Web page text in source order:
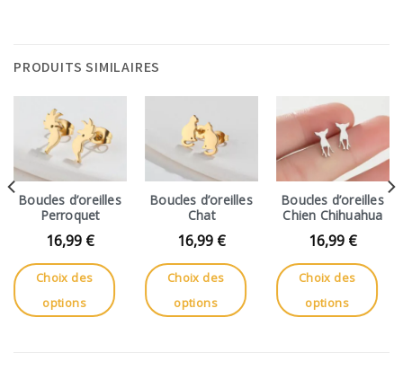
PRODUITS SIMILAIRES
Boucles d’oreilles
Perroquet
16,99 €
Choix des
options
Boucles d’oreilles
Chat
16,99 €
Choix des
options
Boucles d’oreilles
Chien Chihuahua
16,99 €
Choix des
options